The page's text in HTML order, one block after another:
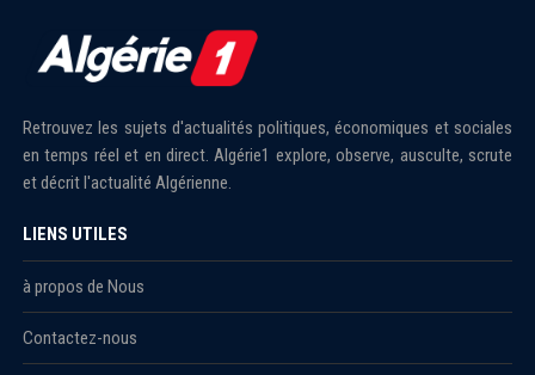
Retrouvez les sujets d'actualités politiques, économiques et sociales
en temps réel et en direct. Algérie1 explore, observe, ausculte, scrute
et décrit l'actualité Algérienne.
LIENS UTILES
à propos de Nous
Contactez-nous